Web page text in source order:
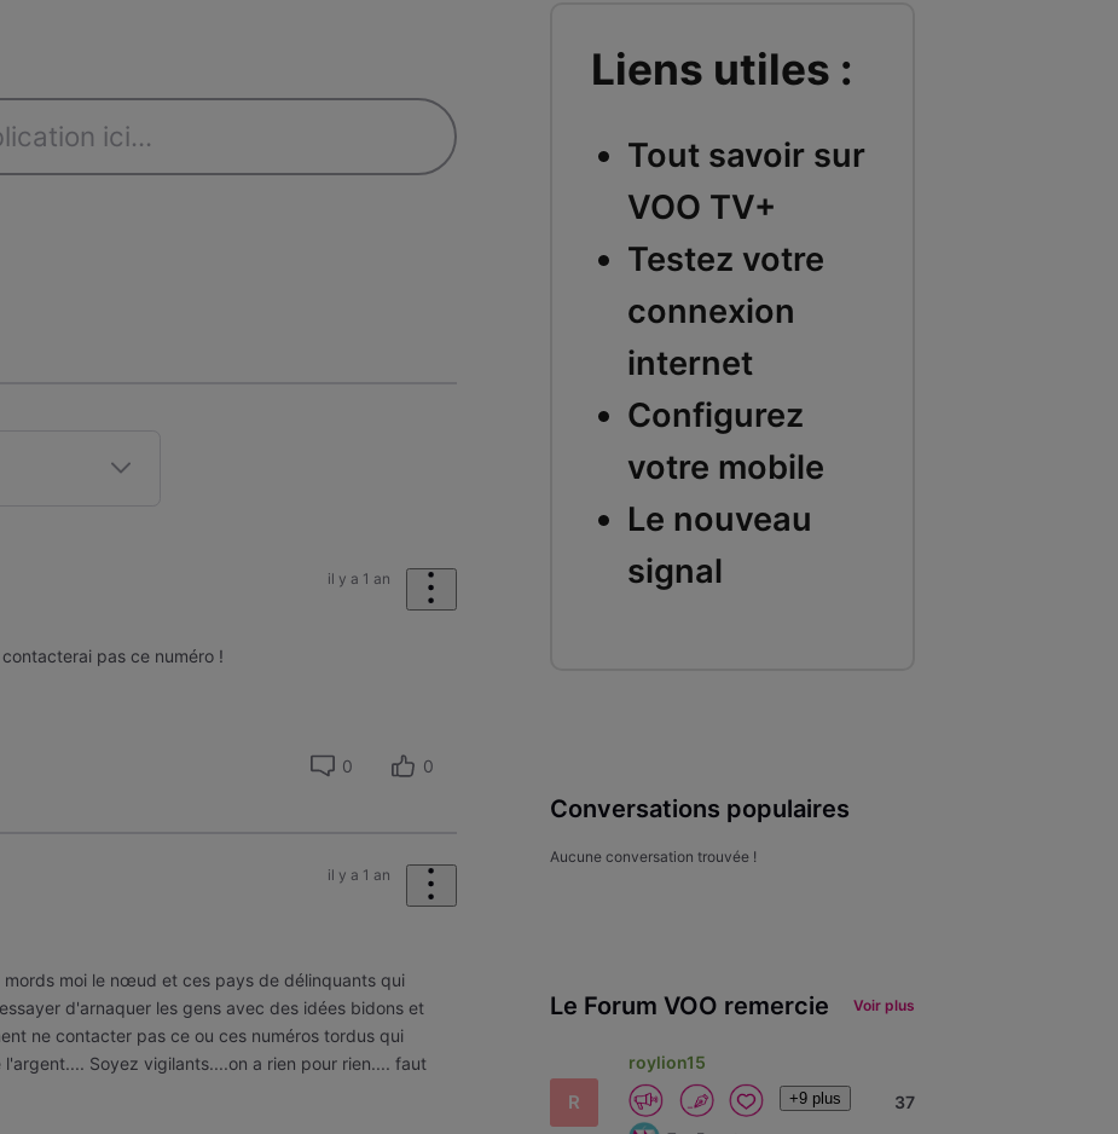
il y a 1 an
pas ce numéro !
0 0
il y a 1 an
mords moi le nœud et ces pays de délinquants qui
d'arnaquer les gens avec des idées bidons et
ne contacter pas ce ou ces numéros tordus qui
Soyez vigilants....on a rien pour rien.... faut
Liens utiles :
Tout savoir sur
VOO TV+
Testez votre
connexion
internet
Configurez
votre mobile
Le nouveau
signal
Conversations populaires
Aucune conversation trouvée !
Le Forum VOO remercie Voir plus
R
roylion15
+9 plus 37